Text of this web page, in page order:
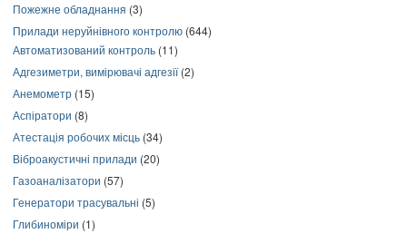
Пожежне обладнання (3)
Прилади неруйнівного контролю (644)
Автоматизований контроль (11)
Адгезиметри, вимірювачі адгезії(2)
Анемометр (15)
Аспіратори (8)
Атестація робочих місць (34)
Віброакустичні прилади (20)
Газоаналізатори (57)
Генератори трасувальні (5)
Глибиноміри (1)